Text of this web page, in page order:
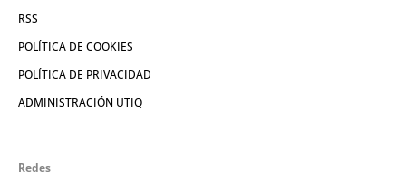
RSS
POLÍTICA DE COOKIES
POLÍTICA DE PRIVACIDAD
ADMINISTRACIÓN UTIQ
Redes